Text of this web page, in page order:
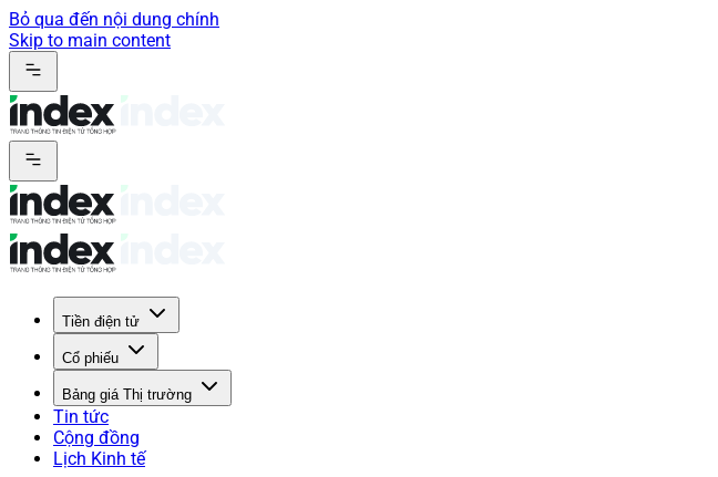
Bỏ qua đến nội dung chính
Skip to main content
Tiền điện tử
Cổ phiếu
Bảng giá Thị trường
Tin tức
Cộng đồng
Lịch Kinh tế